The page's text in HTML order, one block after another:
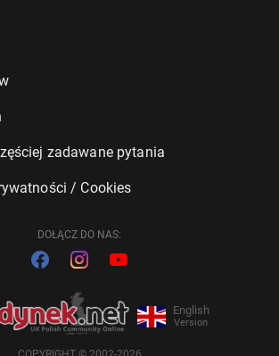
zadawane pytania
/ Cookies
DOŁĄCZ DO NAS:
English
Version